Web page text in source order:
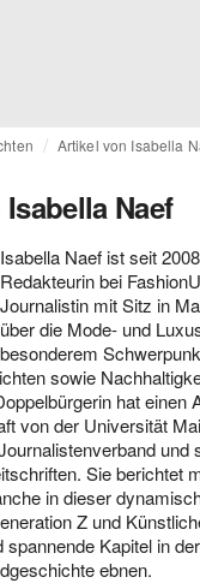
Artikel von Isabella
Naef
Isabella Naef ist seit
Redakteurin bei
Journalistin mit Sitz in
über die Mode- und
besonderem
sowie
hat einen
von der Universität
und
Sie berichtet
in dieser
Z und
spannende Kapitel in
ebnen.